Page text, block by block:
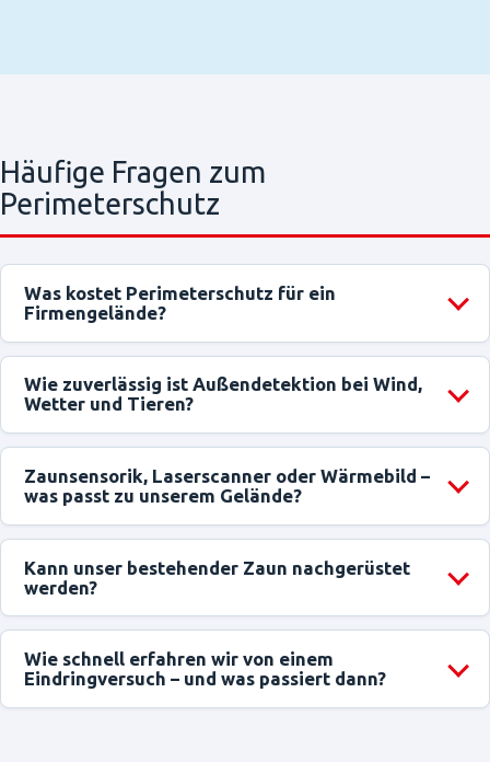
Häufige Fragen zum
Perimeterschutz
Was kostet Perimeterschutz für ein
Firmengelände?
Wie zuverlässig ist Außendetektion bei Wind,
Wetter und Tieren?
Zaunsensorik, Laserscanner oder Wärmebild –
was passt zu unserem Gelände?
Kann unser bestehender Zaun nachgerüstet
werden?
Wie schnell erfahren wir von einem
Eindringversuch – und was passiert dann?